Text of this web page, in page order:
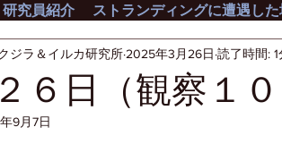
６日（観察１０
ジラ＆イルカ研究所 2025年3月26日 読了時間: 1
9月7日
研究員紹介 ストランディングに遭遇し